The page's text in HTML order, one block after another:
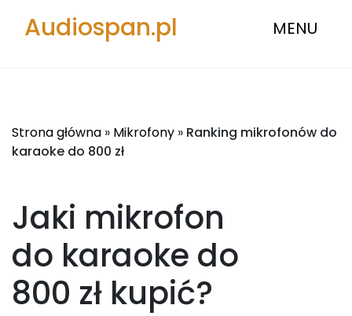
Audiospan.pl MENU
Strona główna » Mikrofony » Ranking mikrofonów do
karaoke do 800 zł
Jaki mikrofon
do karaoke do
800 zł kupić?